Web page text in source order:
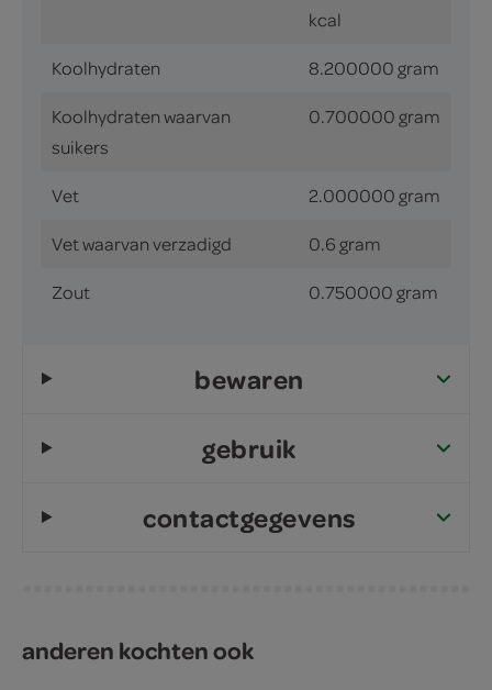
kcal
Koolhydraten 8.200000 gram
Koolhydraten waarvan
suikers
0.700000 gram
Vet 2.000000 gram
Vet waarvan verzadigd 0.6 gram
Zout 0.750000 gram
bewaren
gebruik
contactgegevens
anderen kochten ook